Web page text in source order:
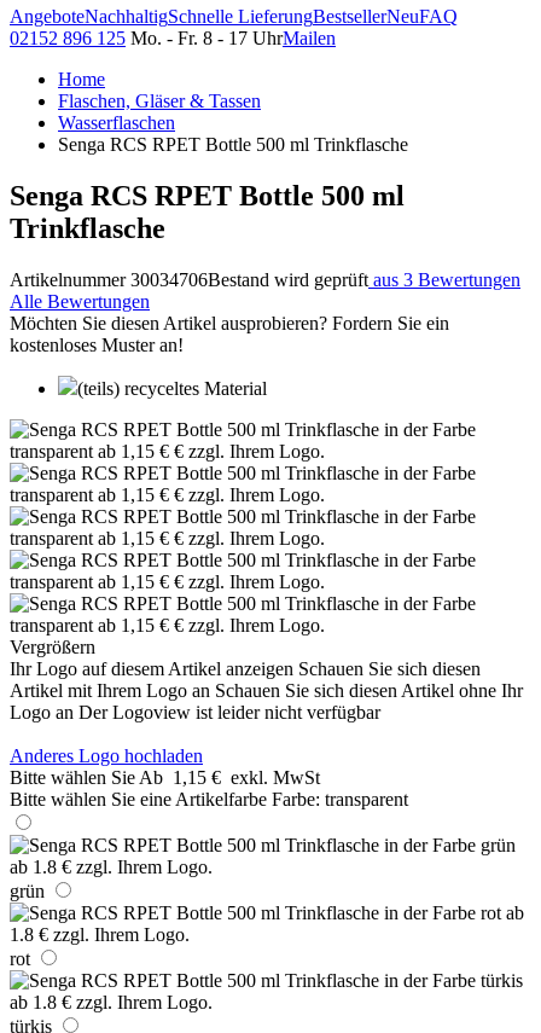
AngeboteNachhaltigSchnelle LieferungBestsellerNeuFAQ
02152 896 125 Mo. - Fr. 8 - 17 UhrMailen
Home
Flaschen, Gläser & Tassen
Wasserflaschen
Senga RCS RPET Bottle 500 ml Trinkflasche
Senga RCS RPET Bottle 500 ml
Trinkflasche
Artikelnummer 30034706Bestand wird geprüft aus 3 Bewertungen
Alle Bewertungen
Möchten Sie diesen Artikel ausprobieren? Fordern Sie ein
kostenloses Muster an!
(teils) recyceltes Material
Vergrößern
Ihr Logo auf diesem Artikel anzeigen Schauen Sie sich diesen
Artikel mit Ihrem Logo an Schauen Sie sich diesen Artikel ohne Ihr
Logo an Der Logoview ist leider nicht verfügbar
Anderes Logo hochladen
Bitte wählen Sie Ab 1,15 € exkl. MwSt
Bitte wählen Sie eine Artikelfarbe Farbe: transparent
grün
rot
türkis